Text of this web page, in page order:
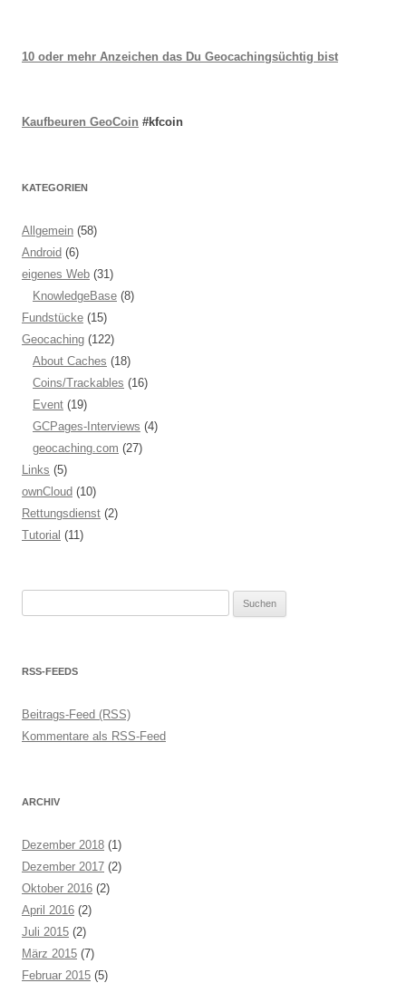
10 oder mehr Anzeichen das Du Geocachingsüchtig bist
Kaufbeuren GeoCoin #kfcoin
KATEGORIEN
Allgemein (58)
Android (6)
eigenes Web (31)
KnowledgeBase (8)
Fundstücke (15)
Geocaching (122)
About Caches (18)
Coins/Trackables (16)
Event (19)
GCPages-Interviews (4)
geocaching.com (27)
Links (5)
ownCloud (10)
Rettungsdienst (2)
Tutorial (11)
RSS-FEEDS
Beitrags-Feed (RSS)
Kommentare als RSS-Feed
ARCHIV
Dezember 2018 (1)
Dezember 2017 (2)
Oktober 2016 (2)
April 2016 (2)
Juli 2015 (2)
März 2015 (7)
Februar 2015 (5)